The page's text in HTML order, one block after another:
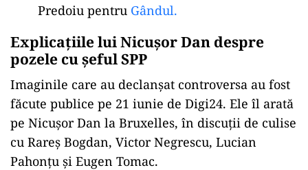
Predoiu pentru Gândul.
Explicațiile lui Nicușor Dan despre
pozele cu șeful SPP
Imaginile care au declanșat controversa au fost
făcute publice pe 21 iunie de Digi24. Ele îl arată
pe Nicușor Dan la Bruxelles, în discuții de culise
cu Rareș Bogdan, Victor Negrescu, Lucian
Pahonțu și Eugen Tomac.